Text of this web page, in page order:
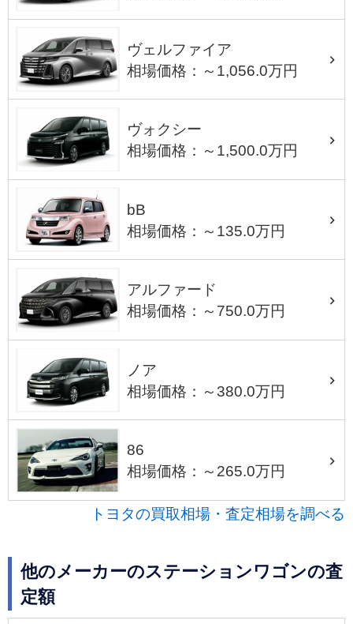
ヴェルファイア
相場価格：～1,056.0万円
ヴォクシー
相場価格：～1,500.0万円
bB
相場価格：～135.0万円
アルファード
相場価格：～750.0万円
ノア
相場価格：～380.0万円
86
相場価格：～265.0万円
トヨタの買取相場・査定相場を調べる
他のメーカーのステーションワゴンの査
定額